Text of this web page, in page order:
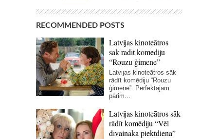
RECOMMENDED POSTS
Latvijas kinoteātros
sāk rādīt komēdiju
“Rouzu ģimene”
Latvijas kinoteātros sāk
rādīt komēdiju “Rouzu
ģimene”. Perfektajam
pārim...
Latvijas kinoteātros sāk
rādīt komēdiju “Vēl
dīvaināka piektdiena”